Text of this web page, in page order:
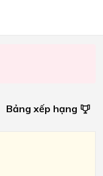
Bảng xếp hạng